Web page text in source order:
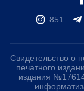
851
Свидетельство о
печатного
издания